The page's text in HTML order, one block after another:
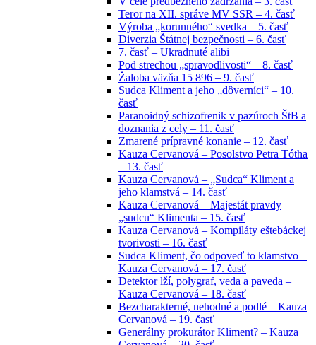
Teror na XII. správe MV SSR – 4. časť
Výroba „korunného“ svedka – 5. časť
Diverzia Štátnej bezpečnosti – 6. časť
7. časť – Ukradnuté alibi
Pod strechou „spravodlivosti“ – 8. časť
Žaloba väzňa 15 896 – 9. časť
Sudca Kliment a jeho „dôverníci“ – 10.
časť
Paranoidný schizofrenik v pazúroch ŠtB a
doznania z cely – 11. časť
Zmarené prípravné konanie – 12. časť
Kauza Cervanová – Posolstvo Petra Tótha
– 13. časť
Kauza Cervanová – „Sudca“ Kliment a
jeho klamstvá – 14. časť
Kauza Cervanová – Majestát pravdy
„sudcu“ Klimenta – 15. časť
Kauza Cervanová – Kompiláty eštebáckej
tvorivosti – 16. časť
Sudca Kliment, čo odpoveď to klamstvo –
Kauza Cervanová – 17. časť
Detektor lží, polygraf, veda a paveda –
Kauza Cervanová – 18. časť
Bezcharakterné, nehodné a podlé – Kauza
Cervanová – 19. časť
Generálny prokurátor Kliment? – Kauza